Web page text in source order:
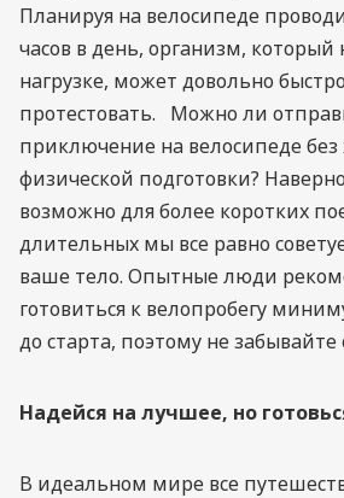
Планируя на велосипеде
часов в день, организм,
нагрузке, может довольно
протестовать. Можно ли
приключение на велосипеде
физической подготовки?
возможно для более коротких
длительных мы все равно
ваше тело. Опытные люди
готовиться к велопробегу
до старта, поэтому не забывайте
Надейся на лучшее, но
В идеальном мире все